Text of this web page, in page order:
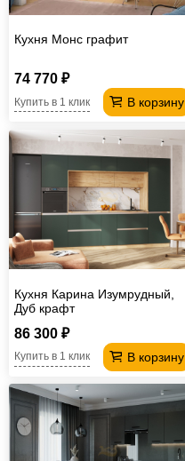
Кухня Монс графит
74 770 ₽
В корзину
Купить в 1 клик
Кухня Карина Изумрудный,
Дуб крафт
86 300 ₽
В корзину
Купить в 1 клик